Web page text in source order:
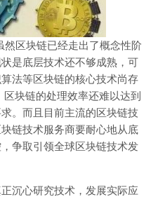
区块链已经走出了概念性阶
是底层技术还不够成熟，可
法等区块链的核心技术尚存
块链的处理效率还难以达到
。而且目前主流的区块链技
链技术服务商要耐心地从底
争取引领全球区块链技术发
沉心研究技术，发展实际应